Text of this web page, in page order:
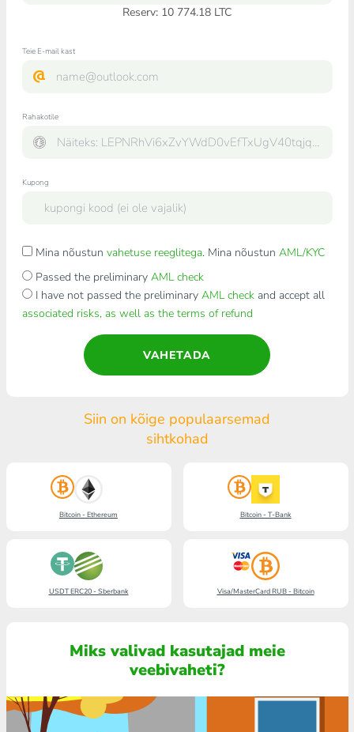
Reserv: 10 774.18 LTC
Teie E-mail kast
Rahakotile
Kupong
Mina nõustun vahetuse reeglitega. Mina nõustun AML/KYC
Passed the preliminary AML check
I have not passed the preliminary AML checkand accept all
associated risks, as well as the terms of refund
VAHETADA
Siin on kõige populaarsemad
sihtkohad
Bitcoin - Ethereum Bitcoin - T-Bank
USDT ERC20 - Sberbank Visa/MasterCard RUB - Bitcoin
Miks valivad kasutajad meie
veebivaheti?